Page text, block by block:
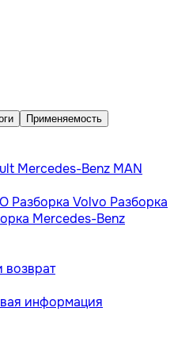
Применяемость
Mercedes-Benz MAN
Разборка Volvo Разборка
Mercedes-Benz
возврат
информация